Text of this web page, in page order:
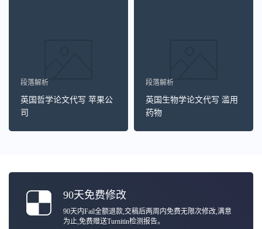
段落解析
英国哲学论文代写 苹果公
司
段落解析
英国生物学论文代写 滥用
药物
90天免费修改
90天内Fail全额退款,交稿后两周内免费无限次修改,满意
为止,免费赠送Turnitin检测报告。